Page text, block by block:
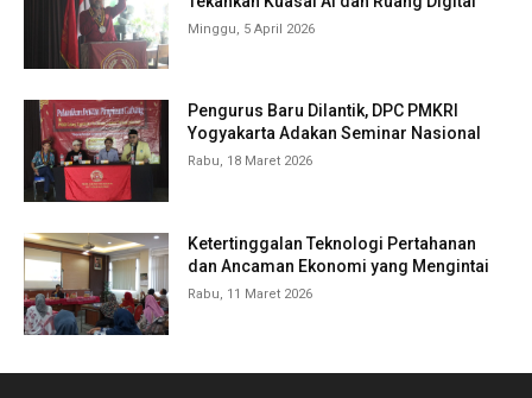
Minggu, 5 April 2026
Pengurus Baru Dilantik, DPC PMKRI
Yogyakarta Adakan Seminar Nasional
Rabu, 18 Maret 2026
Ketertinggalan Teknologi Pertahanan
dan Ancaman Ekonomi yang Mengintai
Rabu, 11 Maret 2026